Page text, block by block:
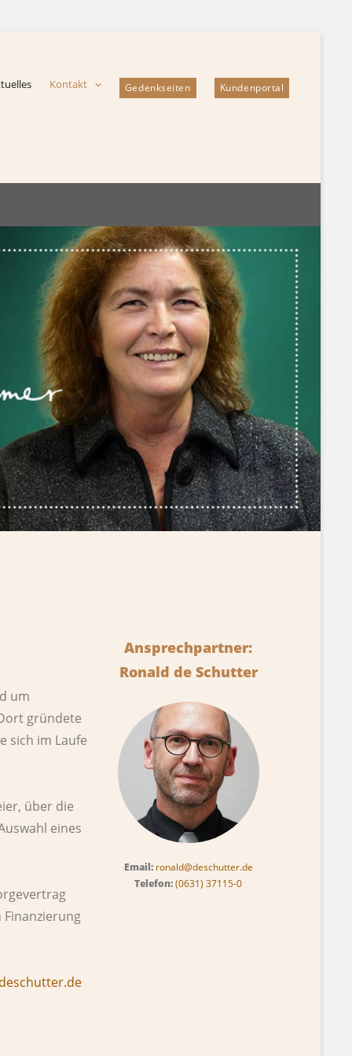
Kontakt Gedenkseiten Kundenportal
um
gründete
sich im Laufe
über die
eines
Ansprechpartner:
Ronald de Schutter
Email: ronald@deschutter.de
Telefon:(0631) 37115-0